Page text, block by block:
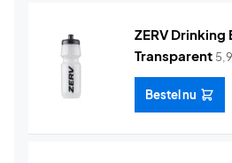
ZERV Drinking
Transparent
Bestel nu